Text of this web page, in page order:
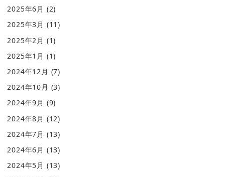
2025年6月 (2)
2025年3月 (11)
2025年2月 (1)
2025年1月 (1)
2024年12月 (7)
2024年10月 (3)
2024年9月 (9)
2024年8月 (12)
2024年7月 (13)
2024年6月 (13)
2024年5月 (13)